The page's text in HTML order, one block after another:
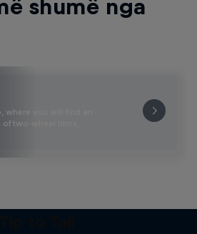
shumë nga
where you will find an
two-wheel films,